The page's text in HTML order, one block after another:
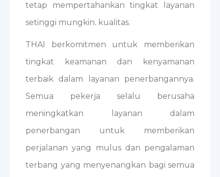
tetap mempertahankan tingkat layanan
setinggi mungkin. kualitas.
THAI berkomitmen untuk memberikan
tingkat keamanan dan kenyamanan
terbaik dalam layanan penerbangannya.
Semua pekerja selalu berusaha
meningkatkan layanan dalam
penerbangan untuk memberikan
perjalanan yang mulus dan pengalaman
terbang yang menyenangkan bagi semua